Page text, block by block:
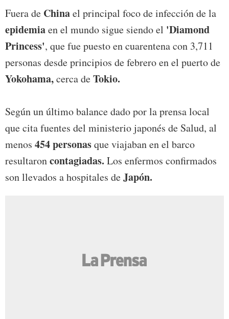
Fuera de Chinael principal foco de infección de la
epidemiaen el mundo sigue siendo el 'Diamond
Princess', que fue puesto en cuarentena con 3,711
personas desde principios de febrero en el puerto de
Yokohama,cerca deTokio.
Según un último balance dado por la prensa local
que cita fuentes del ministerio japonés de Salud, al
menos 454 personasque viajaban en el barco
resultaroncontagiadas. Los enfermos confirmados
son llevados a hospitales deJapón.